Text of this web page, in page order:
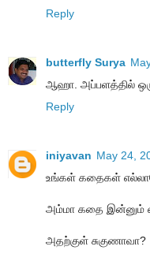
Reply
butterfly Surya
ஆஹா. அப்பளத்தில்
Reply
iniyavan May 24,
உங்கள் கதைகள்
அம்மா கதை இன்னும்
அதற்குள் சுகுணாவா?